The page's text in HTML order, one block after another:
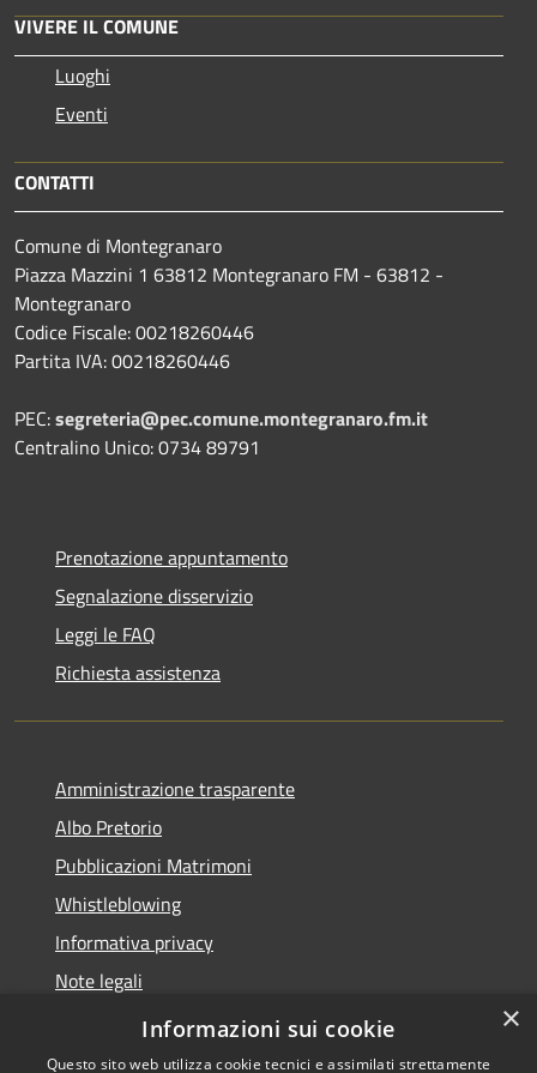
VIVERE IL COMUNE
Luoghi
Eventi
CONTATTI
Comune di Montegranaro
Piazza Mazzini 1 63812 Montegranaro FM - 63812 -
Montegranaro
Codice Fiscale: 00218260446
Partita IVA: 00218260446
PEC:segreteria@pec.comune.montegranaro.fm.it
Centralino Unico: 0734 89791
Prenotazione appuntamento
Segnalazione disservizio
Leggi le FAQ
Richiesta assistenza
Amministrazione trasparente
Albo Pretorio
Pubblicazioni Matrimoni
Whistleblowing
Informativa privacy
Note legali
Dichiarazione di accessibilità
×
Informazioni sui cookie
Questo sito web utilizza cookie tecnici e assimilati strettamente